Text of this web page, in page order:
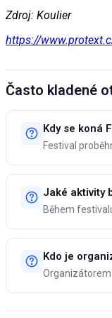
Zdroj: Koulier
https://
Často kladené
Kdy se koná
Festival
Jaké aktivity
Během
Kdo je
Organizátorem